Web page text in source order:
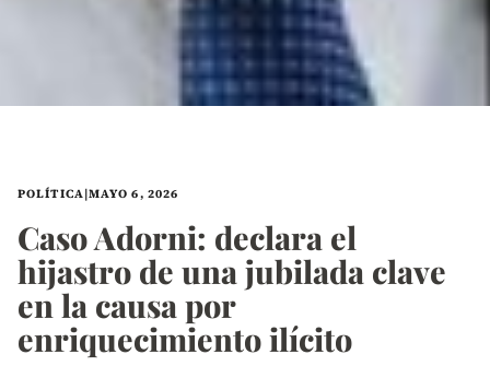
POLÍTICA|MAYO 6, 2026
Caso Adorni: declara el
hijastro de una jubilada clave
en la causa por
enriquecimiento ilícito